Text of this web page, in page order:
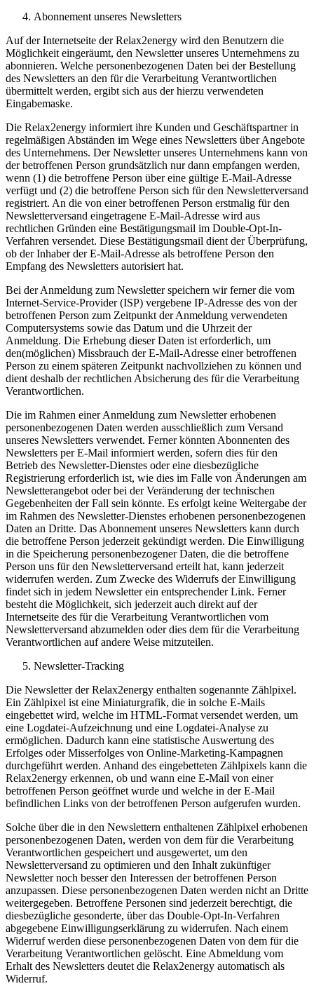
Abonnement unseres Newsletters
Auf der Internetseite der Relax2energy wird den Benutzern die
Möglichkeit eingeräumt, den Newsletter unseres Unternehmens zu
abonnieren. Welche personenbezogenen Daten bei der Bestellung
des Newsletters an den für die Verarbeitung Verantwortlichen
übermittelt werden, ergibt sich aus der hierzu verwendeten
Eingabemaske.
Die Relax2energy informiert ihre Kunden und Geschäftspartner in
regelmäßigen Abständen im Wege eines Newsletters über Angebote
des Unternehmens. Der Newsletter unseres Unternehmens kann von
der betroffenen Person grundsätzlich nur dann empfangen werden,
wenn (1) die betroffene Person über eine gültige E-Mail-Adresse
verfügt und (2) die betroffene Person sich für den Newsletterversand
registriert. An die von einer betroffenen Person erstmalig für den
Newsletterversand eingetragene E-Mail-Adresse wird aus
rechtlichen Gründen eine Bestätigungsmail im Double-Opt-In-
Verfahren versendet. Diese Bestätigungsmail dient der Überprüfung,
ob der Inhaber der E-Mail-Adresse als betroffene Person den
Empfang des Newsletters autorisiert hat.
Bei der Anmeldung zum Newsletter speichern wir ferner die vom
Internet-Service-Provider (ISP) vergebene IP-Adresse des von der
betroffenen Person zum Zeitpunkt der Anmeldung verwendeten
Computersystems sowie das Datum und die Uhrzeit der
Anmeldung. Die Erhebung dieser Daten ist erforderlich, um
den(möglichen) Missbrauch der E-Mail-Adresse einer betroffenen
Person zu einem späteren Zeitpunkt nachvollziehen zu können und
dient deshalb der rechtlichen Absicherung des für die Verarbeitung
Verantwortlichen.
Die im Rahmen einer Anmeldung zum Newsletter erhobenen
personenbezogenen Daten werden ausschließlich zum Versand
unseres Newsletters verwendet. Ferner könnten Abonnenten des
Newsletters per E-Mail informiert werden, sofern dies für den
Betrieb des Newsletter-Dienstes oder eine diesbezügliche
Registrierung erforderlich ist, wie dies im Falle von Änderungen am
Newsletterangebot oder bei der Veränderung der technischen
Gegebenheiten der Fall sein könnte. Es erfolgt keine Weitergabe der
im Rahmen des Newsletter-Dienstes erhobenen personenbezogenen
Daten an Dritte. Das Abonnement unseres Newsletters kann durch
die betroffene Person jederzeit gekündigt werden. Die Einwilligung
in die Speicherung personenbezogener Daten, die die betroffene
Person uns für den Newsletterversand erteilt hat, kann jederzeit
widerrufen werden. Zum Zwecke des Widerrufs der Einwilligung
findet sich in jedem Newsletter ein entsprechender Link. Ferner
besteht die Möglichkeit, sich jederzeit auch direkt auf der
Internetseite des für die Verarbeitung Verantwortlichen vom
Newsletterversand abzumelden oder dies dem für die Verarbeitung
Verantwortlichen auf andere Weise mitzuteilen.
Newsletter-Tracking
Die Newsletter der Relax2energy enthalten sogenannte Zählpixel.
Ein Zählpixel ist eine Miniaturgrafik, die in solche E-Mails
eingebettet wird, welche im HTML-Format versendet werden, um
eine Logdatei-Aufzeichnung und eine Logdatei-Analyse zu
ermöglichen. Dadurch kann eine statistische Auswertung des
Erfolges oder Misserfolges von Online-Marketing-Kampagnen
durchgeführt werden. Anhand des eingebetteten Zählpixels kann die
Relax2energy erkennen, ob und wann eine E-Mail von einer
betroffenen Person geöffnet wurde und welche in der E-Mail
befindlichen Links von der betroffenen Person aufgerufen wurden.
Solche über die in den Newslettern enthaltenen Zählpixel erhobenen
personenbezogenen Daten, werden von dem für die Verarbeitung
Verantwortlichen gespeichert und ausgewertet, um den
Newsletterversand zu optimieren und den Inhalt zukünftiger
Newsletter noch besser den Interessen der betroffenen Person
anzupassen. Diese personenbezogenen Daten werden nicht an Dritte
weitergegeben. Betroffene Personen sind jederzeit berechtigt, die
diesbezügliche gesonderte, über das Double-Opt-In-Verfahren
abgegebene Einwilligungserklärung zu widerrufen. Nach einem
Widerruf werden diese personenbezogenen Daten von dem für die
Verarbeitung Verantwortlichen gelöscht. Eine Abmeldung vom
Erhalt des Newsletters deutet die Relax2energy automatisch als
Widerruf.